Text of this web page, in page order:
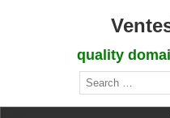
quality
Search
for: